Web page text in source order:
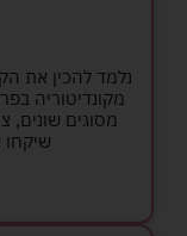
נלמד להכין את
מקונדיטוריה
מסוגים שונים,